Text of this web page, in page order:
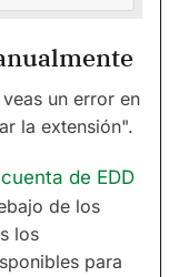
un error en
la extensión".
de EDD
de los
los
para